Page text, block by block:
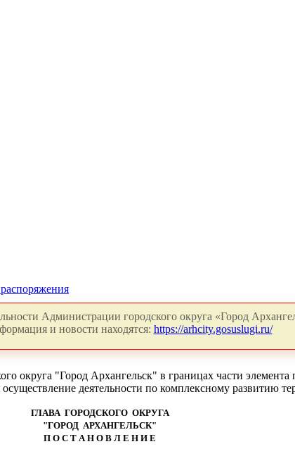
Администрации городского округа «Город
и новости находятся: https://arhcity.gosuslugi.ru/
округа "Город Архангельск" в границах части
деятельности по комплексному развитию
ГЛАВА ГОРОДСКОГО ОКРУГА
"ГОРОД АРХАНГЕЛЬСК"
П О С Т А Н О В Л Е Н И Е